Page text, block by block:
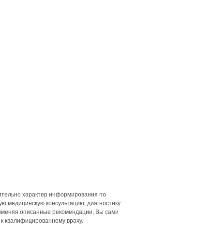
характер информирования по
медицинскую консультацию, диагностику
описанные рекомендации, Вы сами
квалифицированному врачу.